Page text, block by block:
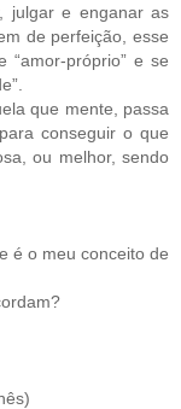
julgar e enganar as
de perfeição, esse
“amor-próprio” e se
que mente, passa
conseguir o que
ou melhor, sendo
é o meu conceito de